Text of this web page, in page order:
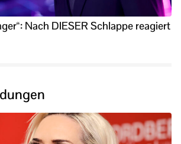
Nach DIESER Schlappe reagiert